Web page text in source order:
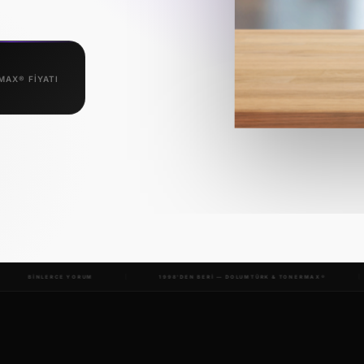
FIYATI
1998'DEN BERİ — DOLUMTÜRK & TONERMAX® 28 YIL TECRÜBE